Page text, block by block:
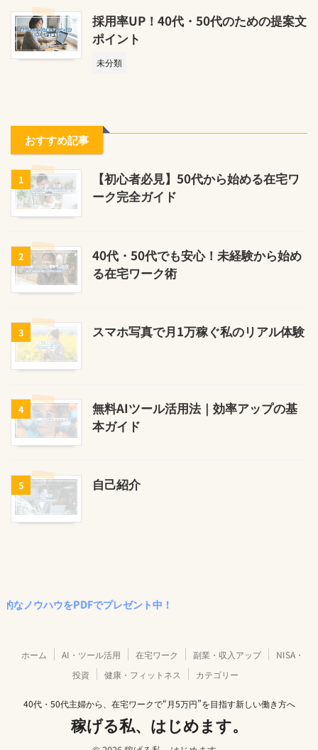
採用率UP！40代・50代のための提案文
ポイント
未分類
おすすめ記事
1
【初心者必見】50代から始める在宅ワ
ーク完全ガイド
2
40代・50代でも安心！未経験から始め
る在宅ワーク術
3 スマホ写真で月1万稼ぐ私のリアル体験
4
無料AIツール活用法｜効率アップの基
本ガイド
5 自己紹介
ウをPDFでプレゼント中！
ホーム AI・ツール活用 在宅ワーク 副業・収入アップ
NISA・
投資
健康・フィットネス カテゴリー
40代・50代主婦から、在宅ワークで“月5万円”を目指す新しい働き方へ
稼げる私、はじめます。